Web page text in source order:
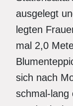
ausgelegt
legten
mal 2,0
sich nach
schmal-lang